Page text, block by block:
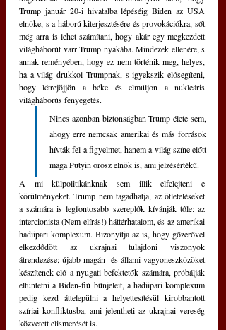
Trump január 20-i hivatalba lépéséig Biden az USA
elnöke, s a háború kiterjesztésére és provokációkra, sőt
még arra is lehet számítani, hogy akár egy megkezdett
világháborút varr Trump nyakába. Mindezek ellenére, s
annak reményében, hogy ez nem történik meg, helyes,
ha a világ drukkol Trumpnak, s igyekszik elősegíteni,
hogy létrejöjjön a béke és elmúljon a nukleáris
világháborús fenyegetés.
Nincs azonban biztonságban Trump élete sem,
ahogy erre nemcsak amerikai és más források
hívták fel a figyelmet, hanem a világ színe előtt
maga Putyin orosz elnök is, ami jelzésértékű.
A mi külpolitikánknak sem illik elfelejteni e
körülményeket. Trump nem tagadhatja, az ötleteléseket
a számára is legfontosabb szereplők kívánják tőle: az
intercionista (Nem elírás!) háttérhatalom, és az amerikai
hadiipari komplexum. Bizonyítja az is, hogy gőzerővel
elkezdődött az ukrajnai tulajdoni viszonyok
átrendezése; újabb magán- és állami vagyoneszközöket
készítenek elő a nyugati befektetők számára, próbálják
eltüntetni a Biden-fiú bűnjeleit, a hadiipari komplexum
pedig kezd áttelepülni a helyettesítésül kirobbantott
szíriai konfliktusba, ami jelentheti az ukrajnai vereség
közvetett elismerését is.